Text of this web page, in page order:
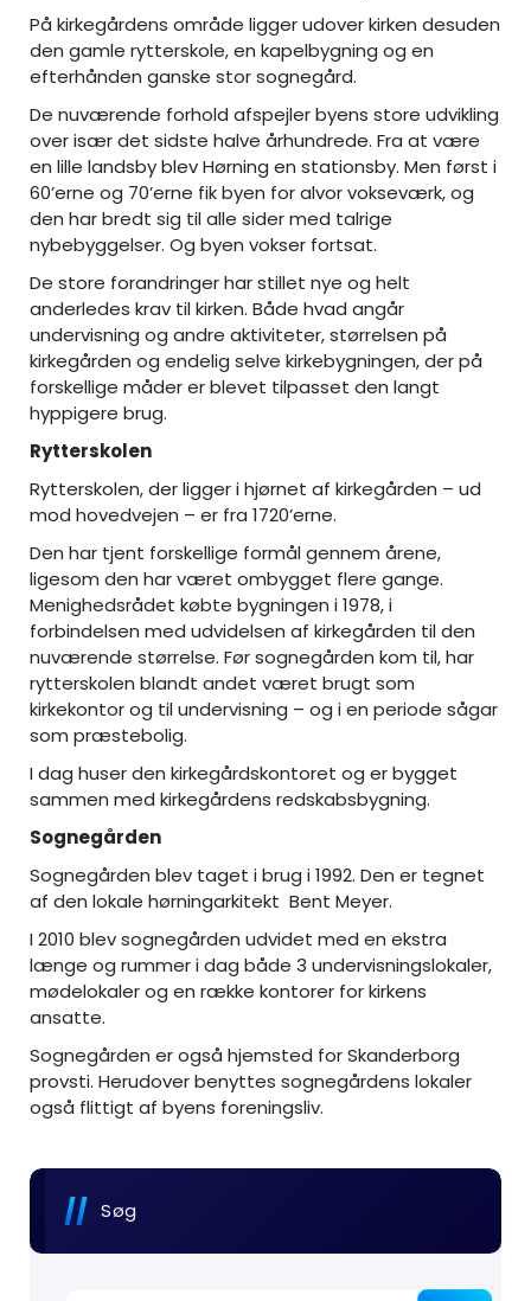
På kirkegårdens område ligger udover kirken desuden
den gamle rytterskole, en kapelbygning og en
efterhånden ganske stor sognegård.
De nuværende forhold afspejler byens store udvikling
over især det sidste halve århundrede. Fra at være
en lille landsby blev Hørning en stationsby. Men først i
60’erne og 70’erne fik byen for alvor vokseværk, og
den har bredt sig til alle sider med talrige
nybebyggelser. Og byen vokser fortsat.
De store forandringer har stillet nye og helt
anderledes krav til kirken. Både hvad angår
undervisning og andre aktiviteter, størrelsen på
kirkegården og endelig selve kirkebygningen, der på
forskellige måder er blevet tilpasset den langt
hyppigere brug.
Rytterskolen
Rytterskolen, der ligger i hjørnet af kirkegården – ud
mod hovedvejen – er fra 1720’erne.
Den har tjent forskellige formål gennem årene,
ligesom den har været ombygget flere gange.
Menighedsrådet købte bygningen i 1978, i
forbindelsen med udvidelsen af kirkegården til den
nuværende størrelse. Før sognegården kom til, har
rytterskolen blandt andet været brugt som
kirkekontor og til undervisning – og i en periode sågar
som præstebolig.
I dag huser den kirkegårdskontoret og er bygget
sammen med kirkegårdens redskabsbygning.
Sognegården
Sognegården blev taget i brug i 1992. Den er tegnet
af den lokale hørningarkitekt Bent Meyer.
I 2010 blev sognegården udvidet med en ekstra
længe og rummer i dag både 3 undervisningslokaler,
mødelokaler og en række kontorer for kirkens
ansatte.
Sognegården er også hjemsted for Skanderborg
provsti. Herudover benyttes sognegårdens lokaler
også flittigt af byens foreningsliv.
Søg